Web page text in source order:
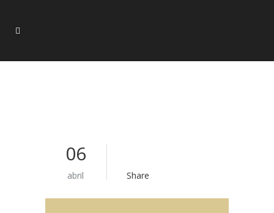
06
abril Share